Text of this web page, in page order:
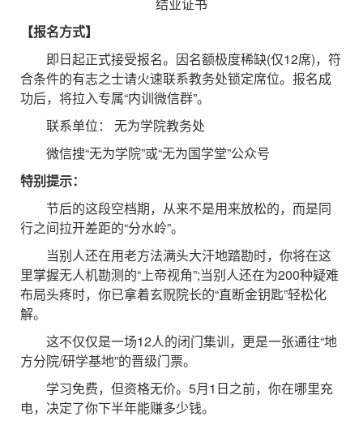
【报名方式】
即日起正式接受报名。因名额极度稀缺(仅12席)，符
合条件的有志之士请火速联系教务处锁定席位。报名成
功后，将拉入专属“内训微信群”。
联系单位： 无为学院教务处
微信搜“无为学院”或“无为国学堂”公众号
特别提示：
节后的这段空档期，从来不是用来放松的，而是同
行之间拉开差距的“分水岭”。
当别人还在用老方法满头大汗地踏勘时，你将在这
里掌握无人机勘测的“上帝视角”;当别人还在为200种疑难
布局头疼时，你已拿着玄贶院长的“直断金钥匙”轻松化
解。
这不仅仅是一场12人的闭门集训，更是一张通往“地
方分院/研学基地”的晋级门票。
学习免费，但资格无价。5月1日之前，你在哪里充
电，决定了你下半年能赚多少钱。